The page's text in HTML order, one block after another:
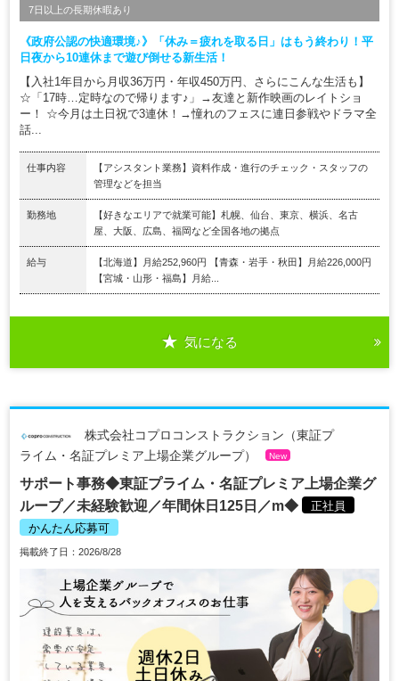
7日以上の長期休暇あり
《政府公認の快適環境♪》「休み＝疲れを取る日」はもう終わり！平
日夜から10連休まで遊び倒せる新生活！
【入社1年目から月収36万円・年収450万円、さらにこんな生活も】
☆「17時…定時なので帰ります♪」→友達と新作映画のレイトショ
ー！ ☆今月は土日祝で3連休！→憧れのフェスに連日参戦やドラマ全
話...
仕事内容
【アシスタント業務】資料作成・進行のチェック・スタッフの
管理などを担当
勤務地
【好きなエリアで就業可能】札幌、仙台、東京、横浜、名古
屋、大阪、広島、福岡など全国各地の拠点
給与
【北海道】月給252,960円 【青森・岩手・秋田】月給226,000円
【宮城・山形・福島】月給...
気になる
株式会社コプロコンストラクション（東証プ
ライム・名証プレミア上場企業グループ）
New
サポート事務◆東証プライム・名証プレミア上場企業グ
ループ／未経験歓迎／年間休日125日／m◆
正社員
かんたん応募可
掲載終了日：2026/8/28